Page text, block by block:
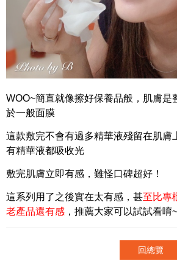
WOO~簡直就像擦好保養品般，肌膚是
於一般面膜
這款敷完不會有過多精華液殘留在肌膚
有精華液都吸收光
敷完肌膚立即有感，難怪口碑超好！
這系列用了之後實在太有感，甚至比專
老產品還有感 ， 推薦大家可以試試看唷~
回總覽